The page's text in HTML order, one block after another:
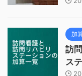
加
訪
ス